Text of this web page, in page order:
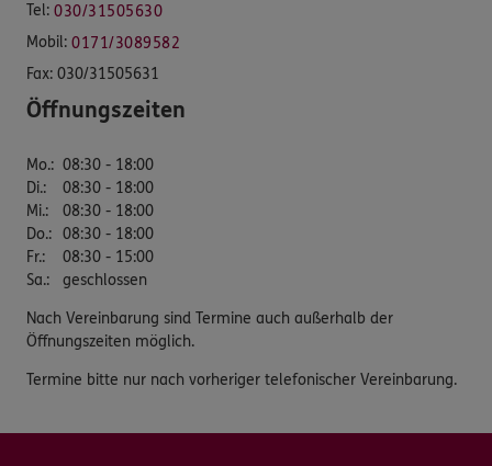
Tel: 030/31505630
Mobil: 0171/3089582
Fax: 030/31505631
Öffnungszeiten
Mo.: 08:30 - 18:00
Di.:
08:30 - 18:00
Mi.:
08:30 - 18:00
Do.: 08:30 - 18:00
Fr.:
08:30 - 15:00
Sa.: geschlossen
Nach Vereinbarung sind Termine auch außerhalb der
Öffnungszeiten möglich.
Termine bitte nur nach vorheriger telefonischer Vereinbarung.